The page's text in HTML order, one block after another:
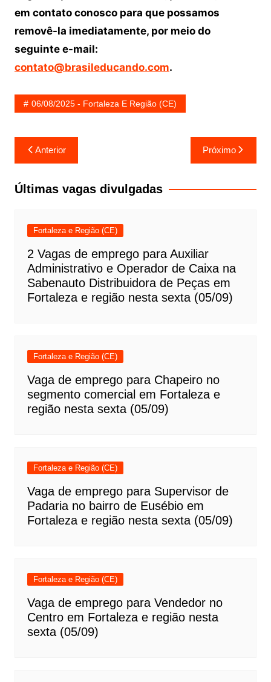
em contato conosco para que possamos
removê-la imediatamente, por meio do
seguinte e-mail:
contato@brasileducando.com.
06/08/2025 - Fortaleza E Região (CE)
Navegação
de
Post
Anterior Próximo
Últimas vagas divulgadas
Fortaleza e Região (CE)
2 Vagas de emprego para Auxiliar
Administrativo e Operador de Caixa na
Sabenauto Distribuidora de Peças em
Fortaleza e região nesta sexta (05/09)
Fortaleza e Região (CE)
Vaga de emprego para Chapeiro no
segmento comercial em Fortaleza e
região nesta sexta (05/09)
Fortaleza e Região (CE)
Vaga de emprego para Supervisor de
Padaria no bairro de Eusébio em
Fortaleza e região nesta sexta (05/09)
Fortaleza e Região (CE)
Vaga de emprego para Vendedor no
Centro em Fortaleza e região nesta
sexta (05/09)